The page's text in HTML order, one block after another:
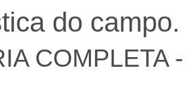
do campo.
COMPLETA